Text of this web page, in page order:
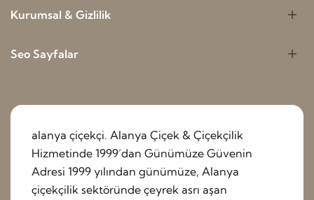
Kurumsal & Gizlilik
Seo Sayfalar
alanya çiçekçi. Alanya Çiçek & Çiçekçilik
Hizmetinde 1999’dan Günümüze Güvenin
Adresi 1999 yılından günümüze, Alanya
çiçekçilik sektöründe çeyrek asrı aşan